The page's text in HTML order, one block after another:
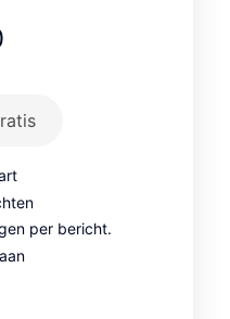
per bericht.